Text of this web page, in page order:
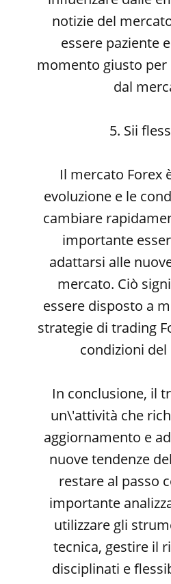
notizie del
essere paziente
momento giusto per
dal
5. Sii
Il mercato Forex
evoluzione e le
cambiare
importante
adattarsi alle
mercato. Ciò
essere disposto a
strategie di trading
condizioni
In conclusione, il
un\'attività che
aggiornamento e
nuove tendenze
restare al passo
importante
utilizzare gli
tecnica, gestire il
disciplinati e